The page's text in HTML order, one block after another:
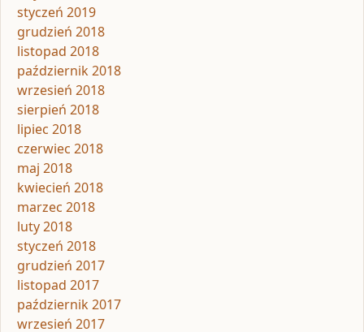
styczeń 2019
grudzień 2018
listopad 2018
październik 2018
wrzesień 2018
sierpień 2018
lipiec 2018
czerwiec 2018
maj 2018
kwiecień 2018
marzec 2018
luty 2018
styczeń 2018
grudzień 2017
listopad 2017
październik 2017
wrzesień 2017